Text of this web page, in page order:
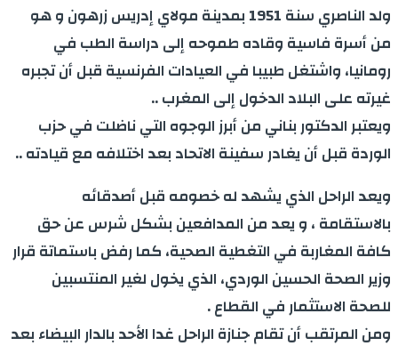
ولد الناصري سنة 1951 بمدينة مولاي إدريس زرهون و هو
من أسرة فاسية وقاده طموحه إلى دراسة الطب في
رومانيا، واشتغل طبيبا في العيادات الفرنسية قبل أن تجبره
غيرته على البلاد الدخول إلى المغرب ..
ويعتبر الدكتور بناني من أبرز الوجوه التي ناضلت في حزب
الوردة قبل أن يغادر سفينة الاتحاد بعد اختلافه مع قيادته ..
ويعد الراحل الذي يشهد له خصومه قبل أصدقائه
بالاستقامة ، و يعد من المدافعين بشكل شرس عن حق
كافة المغاربة في التغطية الصحية، كما رفض باستماتة قرار
وزير الصحة الحسين الوردي، الذي يخول لغير المنتسبين
للصحة الاستثمار في القطاع.
ومن المرتقب أن تقام جنازة الراحل غدا الأحد بالدار البيضاء بعد